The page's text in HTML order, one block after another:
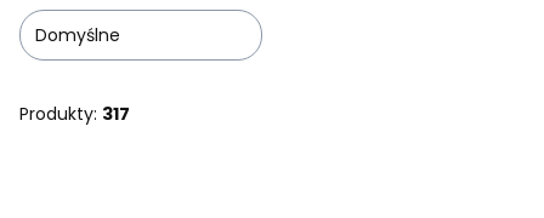
Domyślne
Produkty: 317